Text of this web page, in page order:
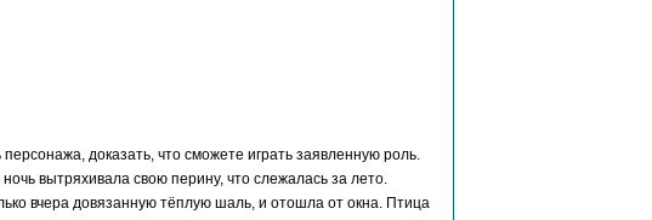
доказать, что сможете играть заявленную роль.
вытряхивала свою перину, что слежалась за лето.
вчера довязанную тёплую шаль, и отошла от окна. Птица